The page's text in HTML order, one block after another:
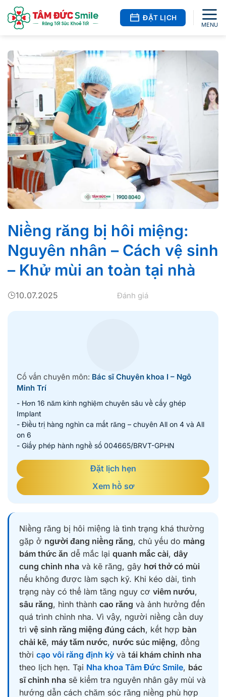
qua
ĐẶT LỊCH
Niềng răng bị hôi miệng:
Nguyên nhân – Cách vệ sinh
– Khử mùi an toàn tại nhà
10.07.2025 Đánh giá
Cố vấn chuyên môn: Bác sĩ Chuyên khoa I – Ngô
Minh Trí
- Hơn 16 năm kinh nghiệm chuyên sâu về cấy ghép
Implant
- Điều trị hàng nghìn ca mất răng – chuyên All on 4 và All
on 6
- Giấy phép hành nghề số 004665/BRVT-GPHN
Đặt lịch hẹn
Xem hồ sơ
Niềng răng bị hôi miệng là tình trạng khá thường
gặp ở người đang niềng răng, chủ yếu do mảng
bám thức ăn dễ mắc lại quanh mắc cài, dây
cung chỉnh nha và kẽ răng, gây hơi thở có mùi
nếu không được làm sạch kỹ. Khi kéo dài, tình
trạng này có thể làm tăng nguy cơ viêm nướu,
sâu răng, hình thành cao răng và ảnh hưởng đến
quá trình chỉnh nha. Vì vậy, người niềng cần duy
trì vệ sinh răng miệng đúng cách, kết hợp bàn
chải kẽ, máy tăm nước, nước súc miệng, đồng
thời cạo vôi răng định kỳ và tái khám chỉnh nha
theo lịch hẹn. Tại Nha khoa Tâm Đức Smile, bác
sĩ chỉnh nha sẽ kiểm tra nguyên nhân gây mùi và
hướng dẫn cách chăm sóc răng niềng phù hợp